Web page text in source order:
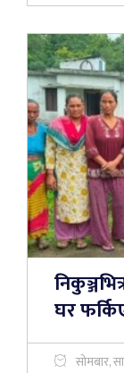
घर
सोमबार,